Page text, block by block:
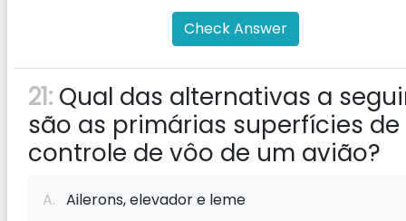
Check Answer
21: Qual das alternativas a
são as primárias superfícies de
controle de vôo de um avião?
A. Ailerons, elevador e leme